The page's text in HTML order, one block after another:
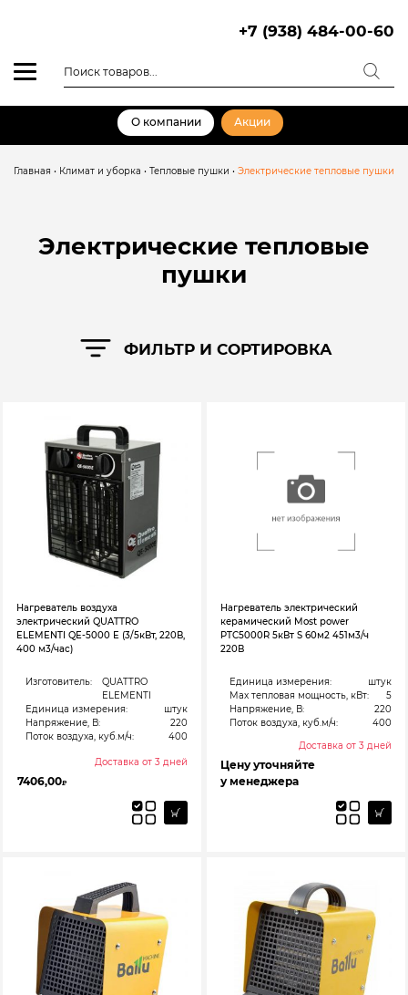
+7 (938) 484-00-60
товаров
О компании Акции
Главная • Климат и уборка • Тепловые пушки • Электрические тепловые пушки
Электрические тепловые
пушки
Нагреватель воздуха
электрический QUATTRO
ELEMENTI QE-5000 E (3/5кВт, 220В,
400 м3/час)
Изготовитель:
QUATTRO
ELEMENTI
Единица измерения:
штук
Напряжение, В:
220
Поток воздуха, куб.м/ч:
400
Доставка от 3 дней
7406,00₽
Нагреватель электрический
керамический Most power
PTC5000R 5кВт S 60м2 451м3/ч
220В
Единица измерения:
штук
Max тепловая мощность, кВт:
5
Напряжение, В:
220
Поток воздуха, куб.м/ч:
400
Доставка от 3 дней
Цену уточняйте
у менеджера
ФИЛЬТР И СОРТИРОВКА